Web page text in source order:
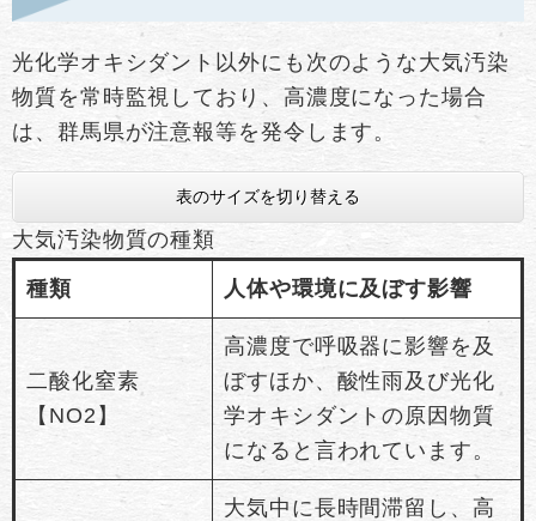
光化学オキシダント以外にも次のような大気汚染
物質を常時監視しており、高濃度になった場合
は、群馬県が注意報等を発令します。
表のサイズを切り替える
大気汚染物質の種類
種類 人体や環境に及ぼす影響
二酸化窒素
【NO2】
高濃度で呼吸器に影響を及
ぼすほか、酸性雨及び光化
学オキシダントの原因物質
になると言われています。
大気中に長時間滞留し、高